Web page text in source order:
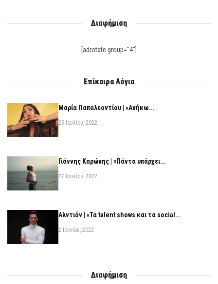
Διαφήμιση
[adrotate group="4"]
Επίκαιρα Λόγια
Μαρία Παπαλεοντίου | «Ανήκω...
29 Ιουλίου, 2022
Γιάννης Καρώνης | «Πάντα υπάρχει...
27 Ιουλίου, 2022
Αλντιόν | «Τα talent shows και τα social...
2 Ιουνίου, 2022
Διαφήμιση